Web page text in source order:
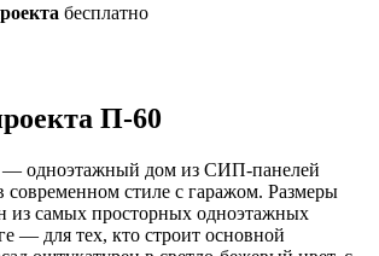
бесплатно
П-60
— одноэтажный дом из СИП-панелей
стиле с гаражом. Размеры
из самых просторных одноэтажных
— для тех, кто строит основной